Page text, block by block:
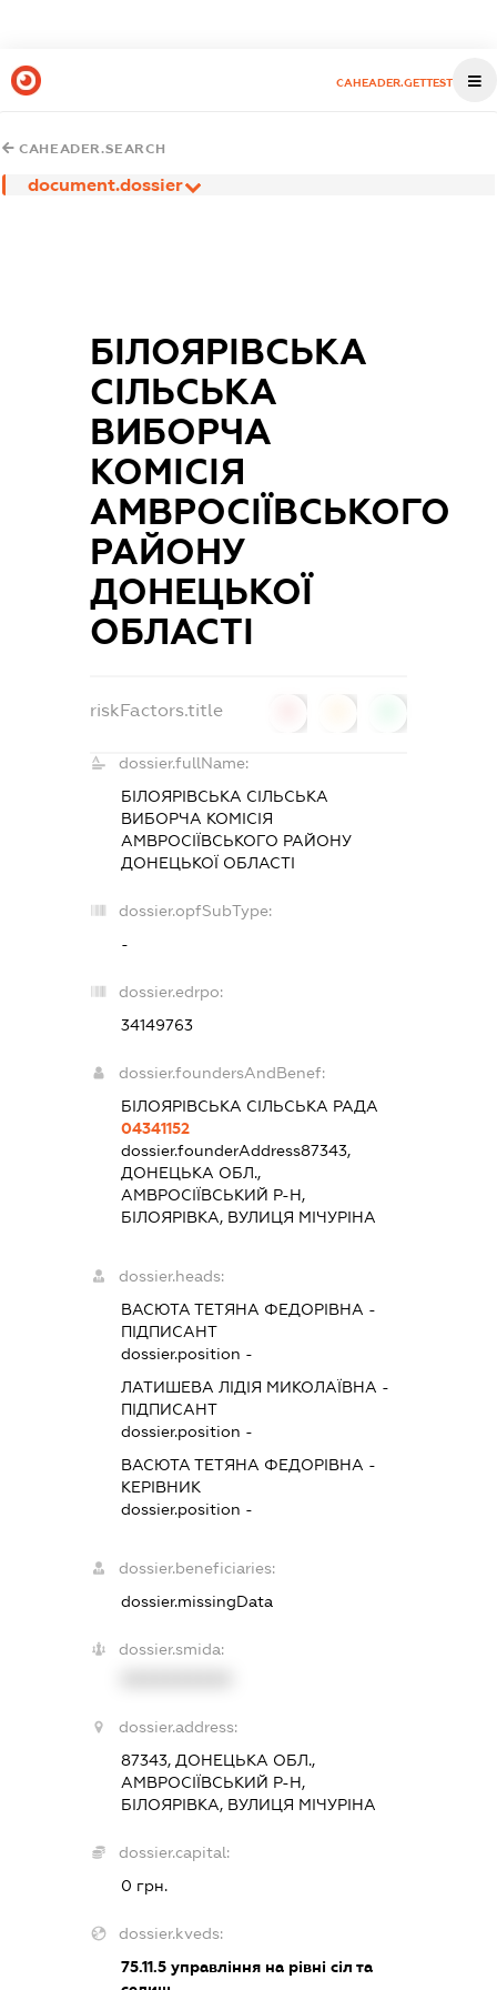
CAHEADER.GETTEST
CAHEADER.SEARCH
document.dossier
БІЛОЯРІВСЬКА
СІЛЬСЬКА
ВИБОРЧА
КОМІСІЯ
АМВРОСІЇВСЬКОГО
РАЙОНУ
ДОНЕЦЬКОЇ
ОБЛАСТІ
riskFactors.title
dossier.fullName:
БІЛОЯРІВСЬКА СІЛЬСЬКА
ВИБОРЧА КОМІСІЯ
АМВРОСІЇВСЬКОГО РАЙОНУ
ДОНЕЦЬКОЇ ОБЛАСТІ
dossier.opfSubType:
-
dossier.edrpo:
34149763
dossier.foundersAndBenef:
БІЛОЯРІВСЬКА СІЛЬСЬКА РАДА
04341152
dossier.founderAddress87343,
ДОНЕЦЬКА ОБЛ.,
АМВРОСІЇВСЬКИЙ Р-Н,
БІЛОЯРІВКА, ВУЛИЦЯ МІЧУРІНА
dossier.heads:
ВАСЮТА ТЕТЯНА ФЕДОРІВНА -
ПІДПИСАНТ
dossier.position -
ЛАТИШЕВА ЛІДІЯ МИКОЛАЇВНА -
ПІДПИСАНТ
dossier.position -
ВАСЮТА ТЕТЯНА ФЕДОРІВНА -
КЕРІВНИК
dossier.position -
dossier.beneficiaries:
dossier.missingData
dossier.smida:
dossier.address:
87343, ДОНЕЦЬКА ОБЛ.,
АМВРОСІЇВСЬКИЙ Р-Н,
БІЛОЯРІВКА, ВУЛИЦЯ МІЧУРІНА
dossier.capital:
0 грн.
dossier.kveds:
75.11.5 управління на рівні сіл та